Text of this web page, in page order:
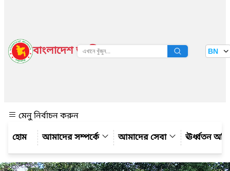
বাংলাদেশ জাতীয় তথ্য বাতায়ন BN
মেনু নির্বাচন করুন
আমাদের সম্পর্কে
আমাদের সেবা ঊর্ধ্বতন